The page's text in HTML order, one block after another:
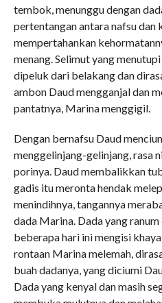
tembok, menunggu dengan
pertentangan antara nafsu dan
mempertahankan
menang. Selimut yang
dipeluk dari belakang dan
ambon Daud mengganjal dan
pantatnya, Marina menggigil.
Dengan bernafsu Daud
menggelinjang-gelinjang, rasa
porinya. Daud membalikkan
gadis itu meronta hendak
menindihnya, tangannya
dada Marina. Dada yang ranum
beberapa hari ini mengisi
rontaan Marina melemah,
buah dadanya, yang diciumi
Dada yang kenyal dan masih